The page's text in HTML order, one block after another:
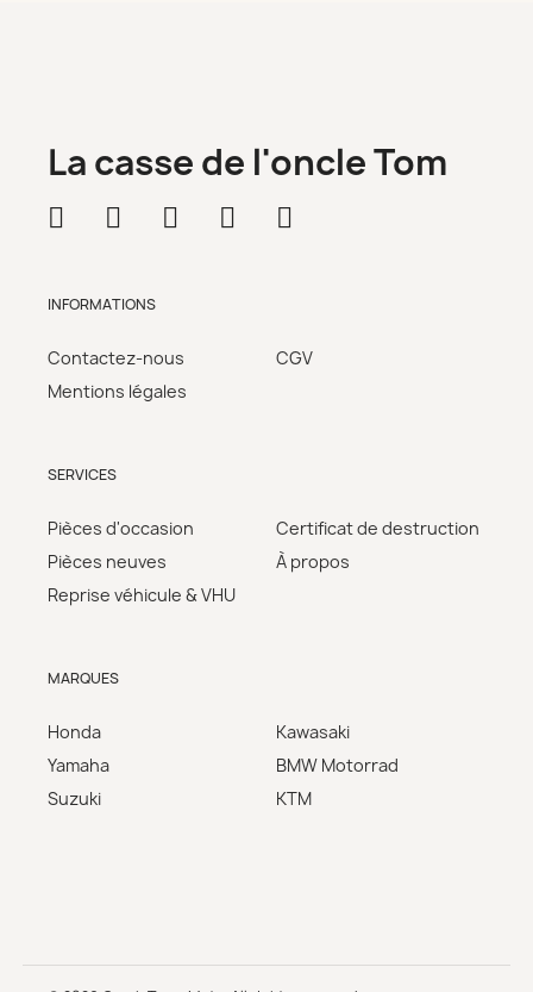
La casse de l'oncle Tom
INFORMATIONS
Contactez-nous
Mentions légales
CGV
SERVICES
Pièces d'occasion
Pièces neuves
Reprise véhicule & VHU
Certificat de destruction
À propos
MARQUES
Honda
Yamaha
Suzuki
Kawasaki
BMW Motorrad
KTM